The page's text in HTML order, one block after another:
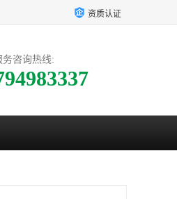
资质认证
务咨询热线: